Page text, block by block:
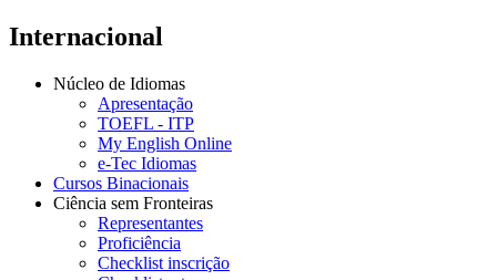
Internacional
Núcleo de Idiomas
Apresentação
TOEFL - ITP
My English Online
e-Tec Idiomas
Cursos Binacionais
Ciência sem Fronteiras
Representantes
Proficiência
Checklist inscrição